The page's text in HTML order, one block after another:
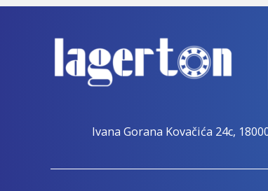
Ivana Gorana Kovačića 24c,